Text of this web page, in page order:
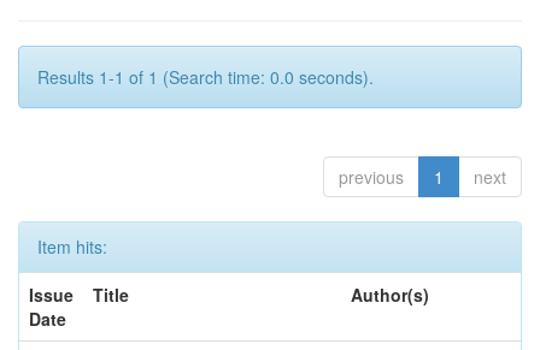
Results 1-1 of 1 (Search time: 0.0 seconds).
previous 1 next
Item hits:
Issue
Date
Title Author(s)